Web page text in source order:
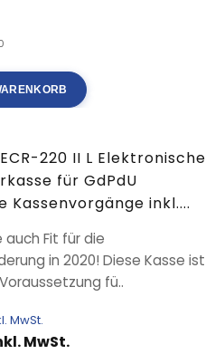
ECR-220 II L Elektronische
für GdPdU
Kassenvorgänge inkl....
auch Fit für die
in 2020! Diese Kasse ist
fü..
MwSt.
MwSt.